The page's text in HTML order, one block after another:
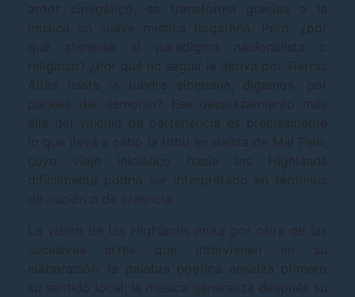
ardor cinegético, se transforma gracias a la
música en suave mística hogareña. Pero, ¿por
qué atenerse al paradigma nacionalista o
religioso? ¿Por qué no seguir la deriva por Tierras
Altas hasta la tundra siberiana, digamos, por
parajes del demonio? Ese desplazamiento más
allá del vínculo de pertenencia es precisamente
lo que lleva a cabo la tribu en danza de Mal Pelo,
cuyo viaje iniciático hacia las Highlands
difícilmente podría ser interpretado en términos
de nación o de creencia.
La visión de las Highlands muta por obra de las
sucesivas artes que intervienen en su
elaboración: la palabra poética ensalza primero
su sentido local; la música generaliza después su